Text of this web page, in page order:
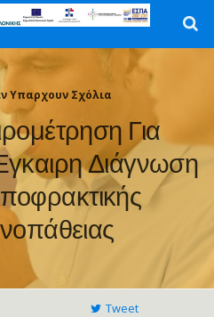
Υπαρχουν Σχόλια
Για
Διάγνωση
Tweet